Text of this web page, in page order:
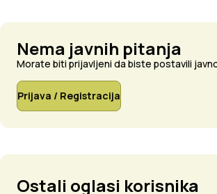
Nema javnih pitanja
Morate biti prijavljeni da biste postavili
Prijava / Registracija
Ostali oglasi korisnika